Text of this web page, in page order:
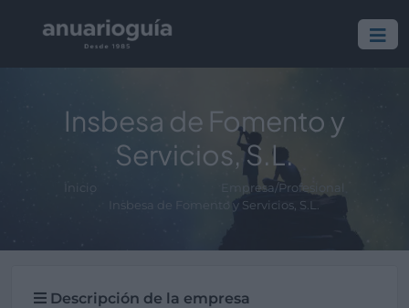
Insbesa de Fomento y
Servicios, S.L.
Inicio
Empresa/Profesional
Insbesa de Fomento y Servicios, S.L.
Descripción de la empresa